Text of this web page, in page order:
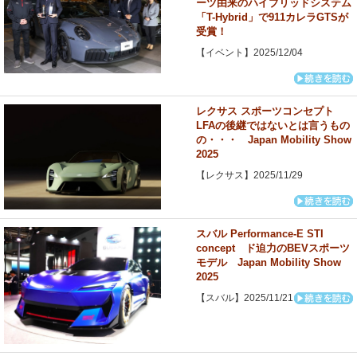
ーツ由来のハイブリッドシステム
「T-Hybrid」で911カレラGTSが
受賞！
【イベント】2025/12/04
レクサス スポーツコンセプト
LFAの後継ではないとは言うもの
の・・・ Japan Mobility Show
2025
【レクサス】2025/11/29
スバル Performance-E STI
concept ド迫力のBEVスポーツ
モデル Japan Mobility Show
2025
【スバル】2025/11/21